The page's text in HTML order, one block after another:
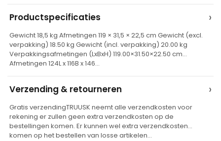
a
t
v
e
Productspecificaties ›
Gewicht 18,5 kg Afmetingen 119 × 31,5 × 22,5 cm Gewicht (excl.
verpakking) 18.50 kg Gewicht (incl. verpakking) 20.00 kg
Verpakkingsafmetingen (LxBxH) 119.00×31.50×22.50 cm
Afmetingen 124L x 116B x 146…
Verzending & retourneren ›
Gratis verzendingTRUUSK neemt alle verzendkosten voor
rekening er zullen geen extra verzendkosten op de
bestellingen komen. Er kunnen wel extra verzendkosten
komen op het bestellen van losse artikelen…